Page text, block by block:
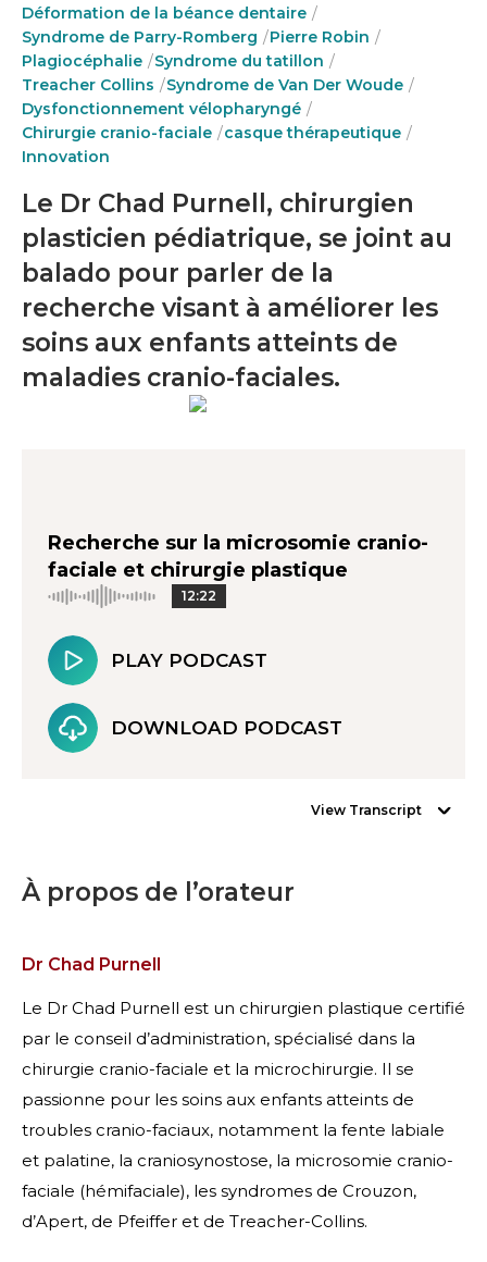
Déformation de la béance dentaire
Syndrome de Parry-Romberg
Pierre Robin
Plagiocéphalie
Syndrome du tatillon
Treacher Collins
Syndrome de Van Der Woude
Dysfonctionnement vélopharyngé
Chirurgie cranio-faciale
casque thérapeutique
Innovation
Le Dr Chad Purnell, chirurgien
plasticien pédiatrique, se joint au
balado pour parler de la
recherche visant à améliorer les
soins aux enfants atteints de
maladies cranio-faciales.
Recherche sur la microsomie cranio-
faciale et chirurgie plastique
12:22
PLAY PODCAST
DOWNLOAD PODCAST
View Transcript
À propos de l’orateur
Dr Chad Purnell
Le Dr Chad Purnell est un chirurgien plastique certifié
par le conseil d’administration, spécialisé dans la
chirurgie cranio-faciale et la microchirurgie. Il se
passionne pour les soins aux enfants atteints de
troubles cranio-faciaux, notamment la fente labiale
et palatine, la craniosynostose, la microsomie cranio-
faciale (hémifaciale), les syndromes de Crouzon,
d’Apert, de Pfeiffer et de Treacher-Collins.